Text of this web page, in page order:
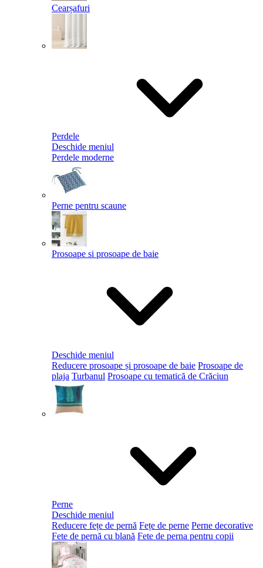
Cearșafuri
Perdele
Deschide meniul
Perdele moderne
Perne pentru scaune
Prosoape si prosoape de baie
Deschide meniul
Reducere prosoape și prosoape de baie Prosoape de
plaja Turbanul Prosoape cu tematică de Crăciun
Perne
Deschide meniul
Reducere fețe de pernă Fețe de perne Perne decorative
Fete de pernă cu blană Fete de perna pentru copii